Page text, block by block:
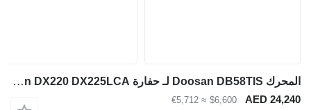
المحرك Doosan DB58TIS لـ حفارة Doosan DX220 DX225LCA
AED 24,240
$6,600
≈ €5,712